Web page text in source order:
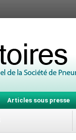
Articles sous presse